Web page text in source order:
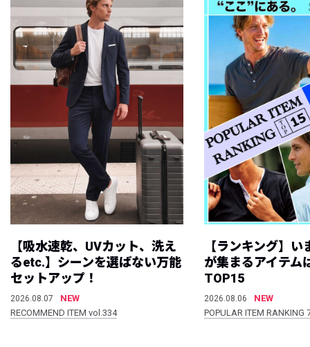
【吸水速乾、UVカット、洗え
るetc.】シーンを選ばない万能
セットアップ！
2026.08.07
NEW
RECOMMEND ITEM vol.334
【ランキング】
が集まるアイテム
TOP15
2026.08.06
NEW
POPULAR ITEM